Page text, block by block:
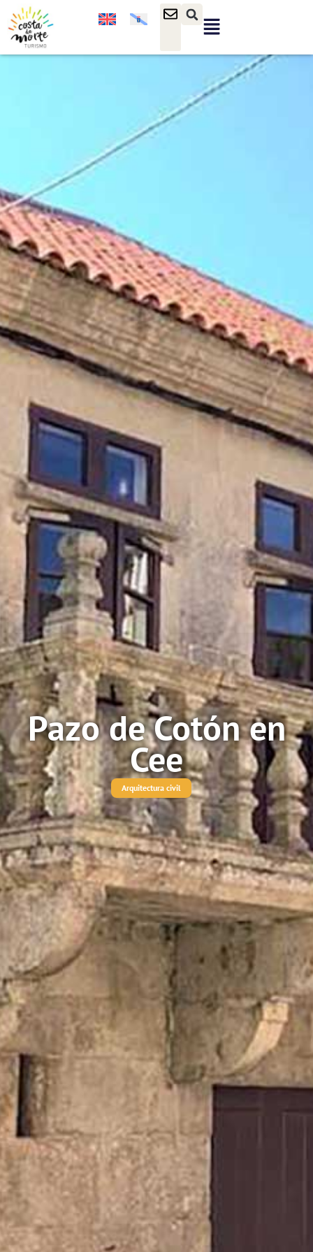
Pazo de Cotón en
Cee
Arquitectura civil